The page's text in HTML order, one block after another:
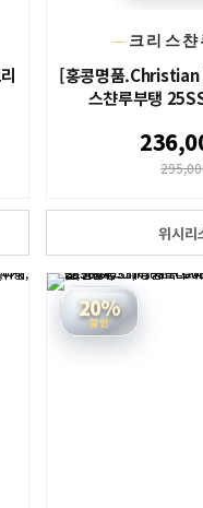
크리스챤
[홍콩명품
스챤루부탱
위시리
20%
할인